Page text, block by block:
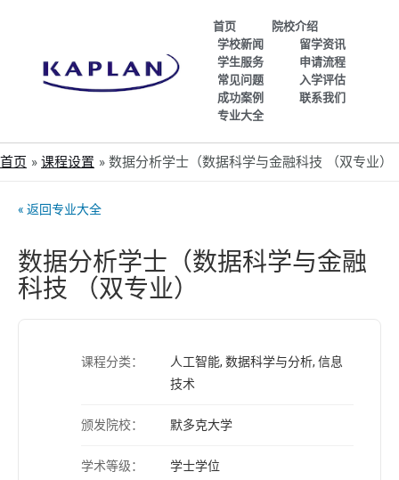
首页
院校介绍
学校新闻
留学资讯
学生服务
申请流程
常见问题
入学评估
成功案例
联系我们
专业大全
首页 课程设置 数据分析学士（数据科学与金融科技 （双专业）
« 返回专业大全
数据分析学士（数据科学与金融
科技 （双专业）
课程分类：
人工智能, 数据科学与分析, 信息
技术
颁发院校： 默多克大学
学术等级： 学士学位